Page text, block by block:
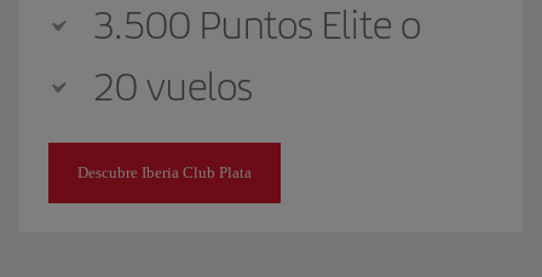
3.500 Puntos Elite o
20 vuelos
Descubre Iberia Club Plata